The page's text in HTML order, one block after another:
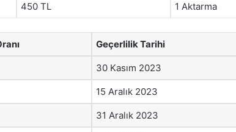
450 TL 1 Aktarma
Geçerlilik Tarihi
30 Kasım 2023
15 Aralık 2023
31 Aralık 2023